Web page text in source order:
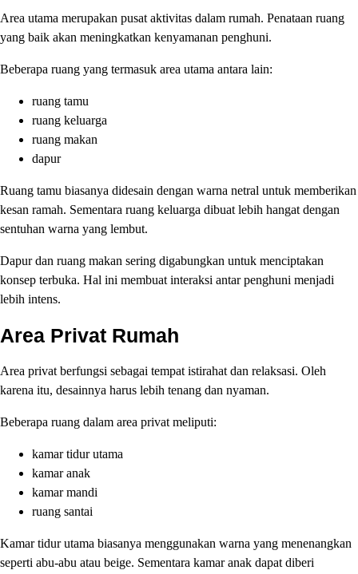
Area utama merupakan pusat aktivitas dalam rumah. Penataan ruang
yang baik akan meningkatkan kenyamanan penghuni.
Beberapa ruang yang termasuk area utama antara lain:
ruang tamu
ruang keluarga
ruang makan
dapur
Ruang tamu biasanya didesain dengan warna netral untuk memberikan
kesan ramah. Sementara ruang keluarga dibuat lebih hangat dengan
sentuhan warna yang lembut.
Dapur dan ruang makan sering digabungkan untuk menciptakan
konsep terbuka. Hal ini membuat interaksi antar penghuni menjadi
lebih intens.
Area Privat Rumah
Area privat berfungsi sebagai tempat istirahat dan relaksasi. Oleh
karena itu, desainnya harus lebih tenang dan nyaman.
Beberapa ruang dalam area privat meliputi:
kamar tidur utama
kamar anak
kamar mandi
ruang santai
Kamar tidur utama biasanya menggunakan warna yang menenangkan
seperti abu-abu atau beige. Sementara kamar anak dapat diberi